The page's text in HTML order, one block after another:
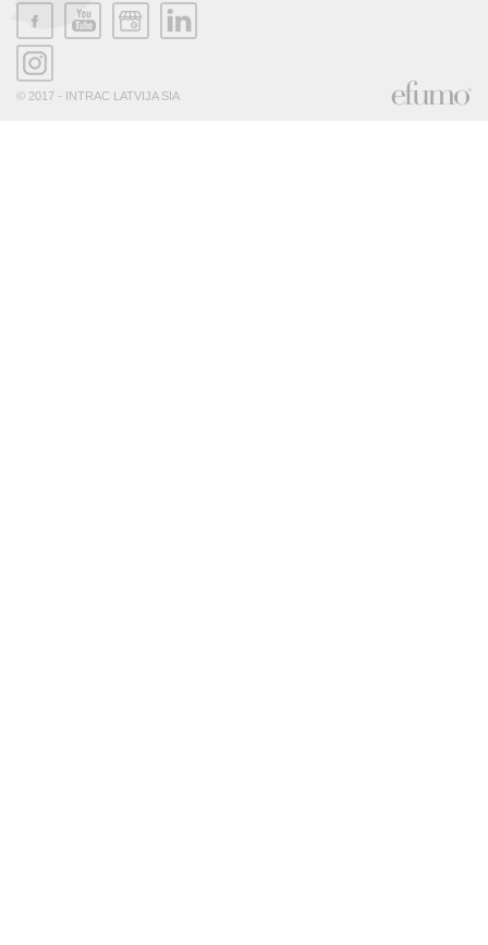
© 2017 - INTRAC LATVIJA SIA